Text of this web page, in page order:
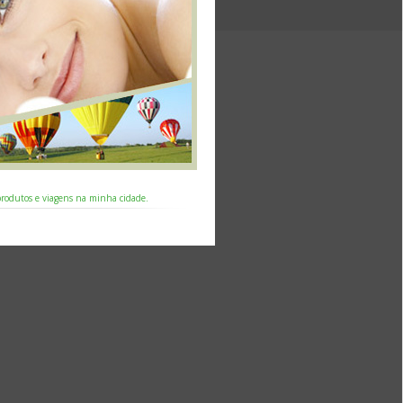
e viagens na minha cidade.